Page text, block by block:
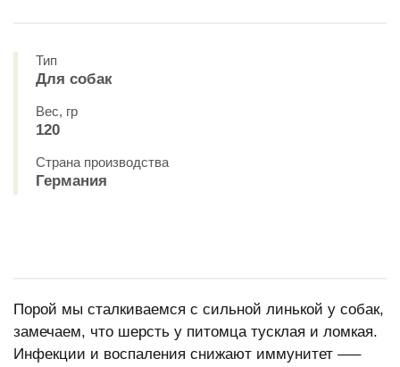
Тип
Для собак
Вес, гр
120
Страна производства
Германия
Порой мы сталкиваемся с сильной линькой у собак,
замечаем, что шерсть у питомца тусклая и ломкая.
Инфекции и воспаления снижают иммунитет —–